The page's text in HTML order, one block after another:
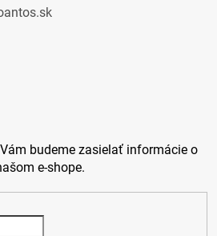
budeme zasielať informácie o
e-shope.